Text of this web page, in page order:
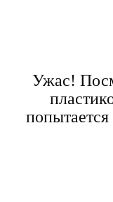
Ужас!
попытается